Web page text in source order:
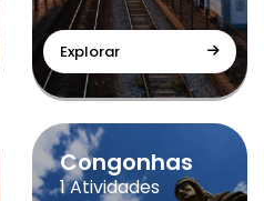
Explorar
Congonhas
1 Atividades